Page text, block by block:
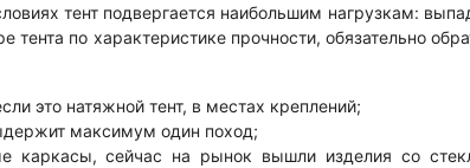
тент подвергается наибольшим нагрузкам:
по характеристике прочности, обязательно
это натяжной тент, в местах креплений;
максимум один поход;
каркасы, сейчас на рынок вышли изделия со